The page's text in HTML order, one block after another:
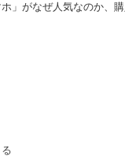
」がなぜ人気なのか、